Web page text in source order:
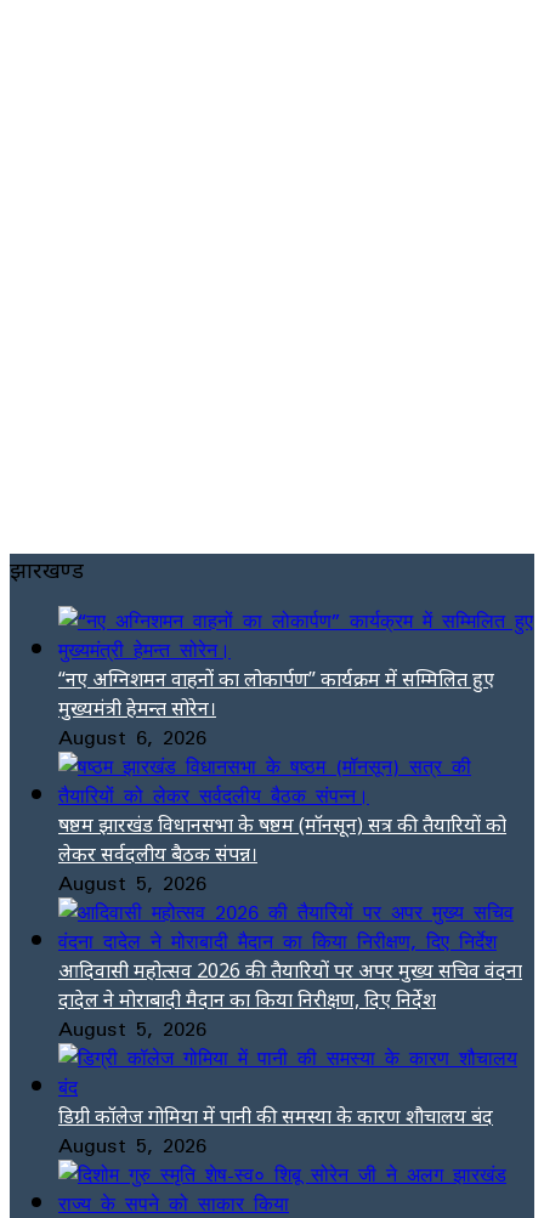
झारखण्ड
“नए अग्निशमन वाहनों का लोकार्पण” कार्यक्रम में सम्मिलित हुए
मुख्यमंत्री हेमन्त सोरेन।
August 6, 2026
षष्ठम झारखंड विधानसभा के षष्ठम (मॉनसून) सत्र की तैयारियों को
लेकर सर्वदलीय बैठक संपन्न।
August 5, 2026
आदिवासी महोत्सव 2026 की तैयारियों पर अपर मुख्य सचिव वंदना
दादेल ने मोराबादी मैदान का किया निरीक्षण, दिए निर्देश
August 5, 2026
डिग्री कॉलेज गोमिया में पानी की समस्या के कारण शौचालय बंद
August 5, 2026